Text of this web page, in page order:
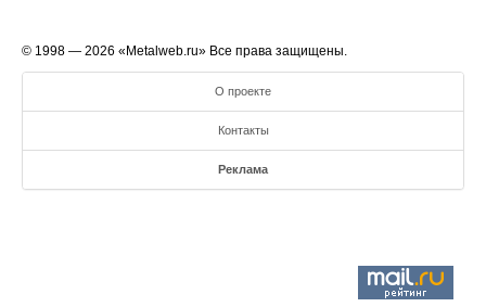
© 1998 — 2026 «Metalweb.ru» Все права защищены.
О проекте
Контакты
Реклама